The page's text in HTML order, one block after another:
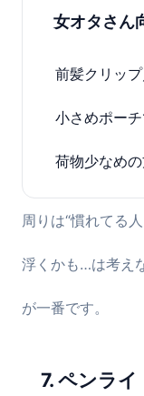
女オタさん
前髪クリッ
小さめポー
荷物少なめ
周りは“慣れてる
浮くかも…は考え
が一番です。
7. ペンラ